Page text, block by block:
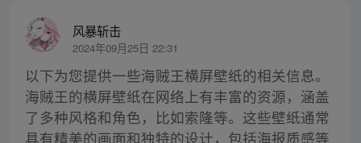
风暴斩击
2024年09月25日 22:31
以下为您提供一些海贼王横屏壁纸的相关信息。
海贼王的横屏壁纸在网络上有丰富的资源，涵盖
了多种风格和角色，比如索隆等。这些壁纸通常
具有精美的画面和独特的设计，包括海报质感等